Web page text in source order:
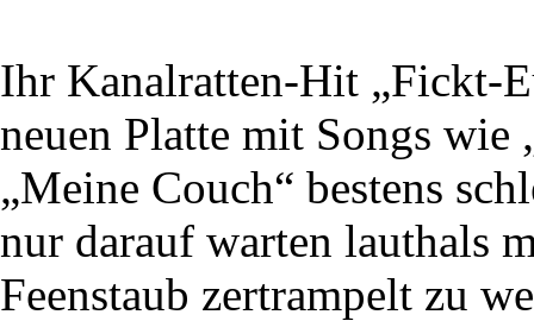
Ihr Kanalratten-Hit „Fickt-
neuen Platte mit Songs wie
„Meine Couch“ bestens
nur darauf warten lauthals
Feenstaub zertrampelt zu